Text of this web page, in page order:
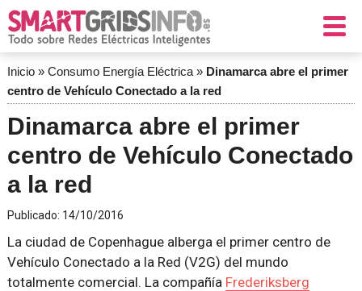
Inicio» Consumo Energía Eléctrica» Dinamarca abre el primer
centro de Vehículo Conectado a la red
Dinamarca abre el primer
centro de Vehículo Conectado
a la red
Publicado: 14/10/2016
La ciudad de Copenhague alberga el primer centro de
Vehículo Conectado a la Red (V2G) del mundo
totalmente comercial. La compañía Frederiksberg